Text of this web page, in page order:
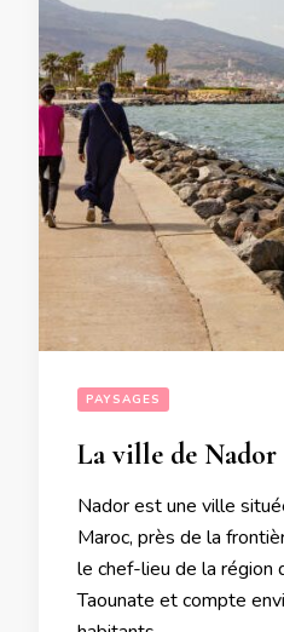
PAYSAGES
La ville de
Nador est une ville
Maroc, près de la
le chef-lieu de la région
Taounate et compte